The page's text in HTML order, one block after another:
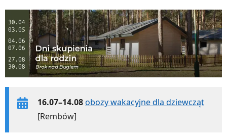
16.07–14.08obozy wakacyjne dla dziewcząt
[Rembów]